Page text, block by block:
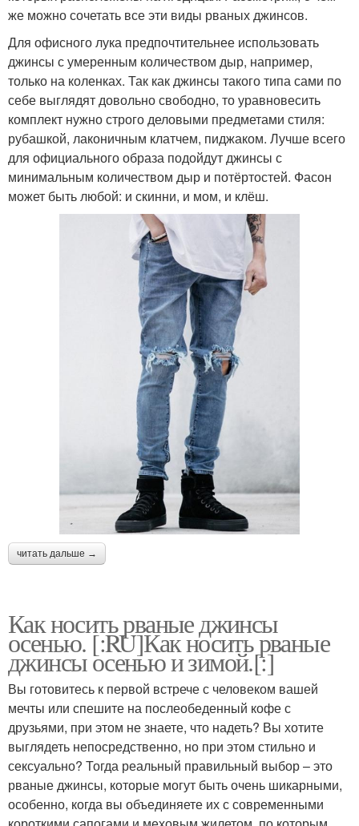
же можно сочетать все эти виды рваных джинсов.
Для офисного лука предпочтительнее использовать
джинсы с умеренным количеством дыр, например,
только на коленках. Так как джинсы такого типа сами по
себе выглядят довольно свободно, то уравновесить
комплект нужно строго деловыми предметами стиля:
рубашкой, лаконичным клатчем, пиджаком. Лучше всего
для официального образа подойдут джинсы с
минимальным количеством дыр и потёртостей. Фасон
может быть любой: и скинни, и мом, и клёш.
читать дальше →
Как носить рваные джинсы
осенью. [:RU]Как носить рваные
джинсы осенью и зимой.[:]
Вы готовитесь к первой встрече с человеком вашей
мечты или спешите на послеобеденный кофе с
друзьями, при этом не знаете, что надеть? Вы хотите
выглядеть непосредственно, но при этом стильно и
сексуально? Тогда реальный правильный выбор – это
рваные джинсы, которые могут быть очень шикарными,
особенно, когда вы объединяете их с современными